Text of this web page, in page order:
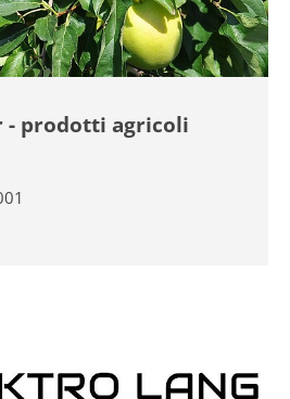
- prodotti agricoli